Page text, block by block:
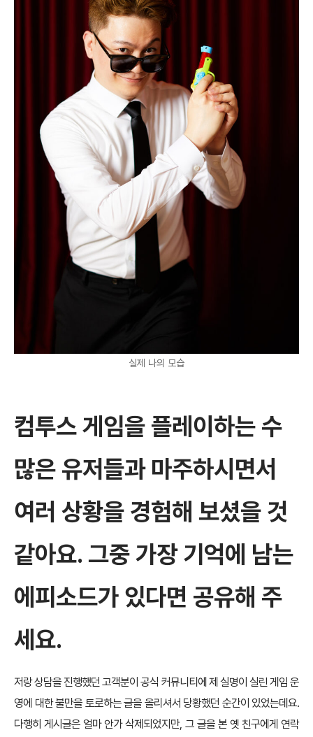
실제 나의 모습
컴투스 게임을 플레이하는 수
많은 유저들과 마주하시면서
여러 상황을 경험해 보셨을 것
같아요. 그중 가장 기억에 남는
에피소드가 있다면 공유해 주
세요.
저랑 상담을 진행했던 고객분이 공식 커뮤니티에 제 실명이 실린 게임 운
영에 대한 불만을 토로하는 글을 올리셔서 당황했던 순간이 있었는데요.
다행히 게시글은 얼마 안가 삭제되었지만, 그 글을 본 옛 친구에게 연락